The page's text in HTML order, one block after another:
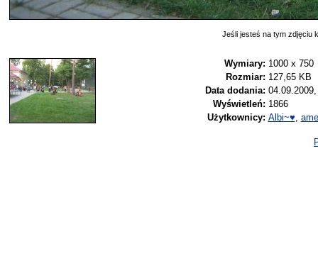
Jeśli jesteś na tym zdjęciu
Wymiary: 1000 x 750
Rozmiar: 127,65 KB
Data dodania:
Wyświetleń: 1866
Użytkownicy: Albi~♥